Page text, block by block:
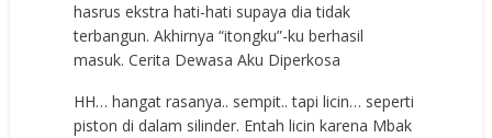
hasrus ekstra hati-hati supaya dia tidak
terbangun. Akhirnya “itongku”-ku berhasil
masuk. Cerita Dewasa Aku Diperkosa
HH… hangat rasanya.. sempit.. tapi licin… seperti
piston di dalam silinder. Entah licin karena Mbak